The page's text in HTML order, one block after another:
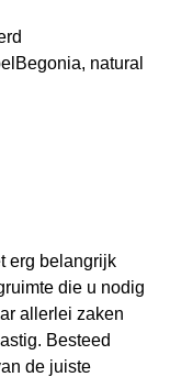
natural
erg belangrijk
die u nodig
allerlei zaken
Besteed
de juiste